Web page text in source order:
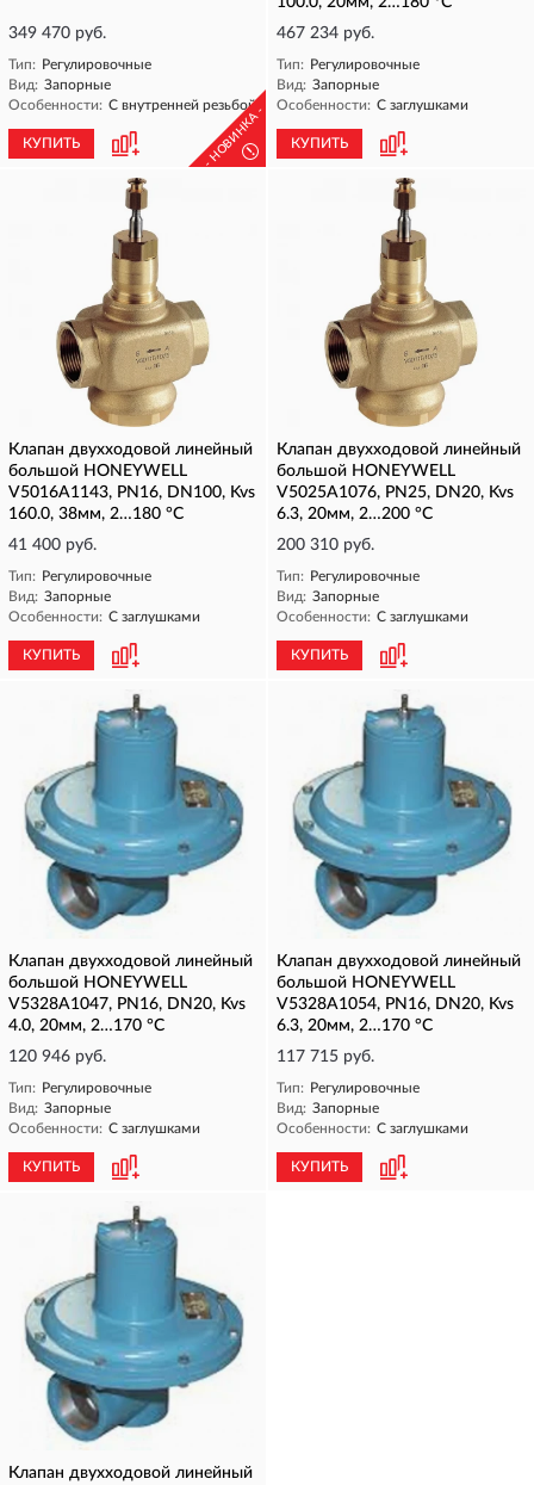
349 470 руб.
Тип: Регулировочные
Вид: Запорные
Особенности: С внутренней резьбой
КУПИТЬ - НОВИНКА -
!
467 234 руб.
Тип: Регулировочные
Вид: Запорные
Особенности: С заглушками
КУПИТЬ
Клапан двухходовой линейный
большой HONEYWELL
V5016A1143, PN16, DN100, Kvs
160.0, 38мм, 2…180 °C
41 400 руб.
Тип: Регулировочные
Вид: Запорные
Особенности: С заглушками
КУПИТЬ
Клапан двухходовой линейный
большой HONEYWELL
V5025A1076, PN25, DN20, Kvs
6.3, 20мм, 2…200 °C
200 310 руб.
Тип: Регулировочные
Вид: Запорные
Особенности: С заглушками
КУПИТЬ
Клапан двухходовой линейный
большой HONEYWELL
V5328A1047, PN16, DN20, Kvs
4.0, 20мм, 2…170 °C
120 946 руб.
Тип: Регулировочные
Вид: Запорные
Особенности: С заглушками
КУПИТЬ
Клапан двухходовой линейный
большой HONEYWELL
V5328A1054, PN16, DN20, Kvs
6.3, 20мм, 2…170 °C
117 715 руб.
Тип: Регулировочные
Вид: Запорные
Особенности: С заглушками
КУПИТЬ
Клапан двухходовой линейный